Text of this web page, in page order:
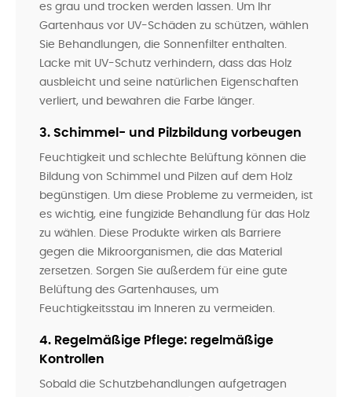
es grau und trocken werden lassen. Um Ihr
Gartenhaus vor UV-Schäden zu schützen, wählen
Sie Behandlungen, die Sonnenfilter enthalten.
Lacke mit UV-Schutz verhindern, dass das Holz
ausbleicht und seine natürlichen Eigenschaften
verliert, und bewahren die Farbe länger.
3. Schimmel- und Pilzbildung vorbeugen
Feuchtigkeit und schlechte Belüftung können die
Bildung von Schimmel und Pilzen auf dem Holz
begünstigen. Um diese Probleme zu vermeiden, ist
es wichtig, eine fungizide Behandlung für das Holz
zu wählen. Diese Produkte wirken als Barriere
gegen die Mikroorganismen, die das Material
zersetzen. Sorgen Sie außerdem für eine gute
Belüftung des Gartenhauses, um
Feuchtigkeitsstau im Inneren zu vermeiden.
4. Regelmäßige Pflege: regelmäßige
Kontrollen
Sobald die Schutzbehandlungen aufgetragen